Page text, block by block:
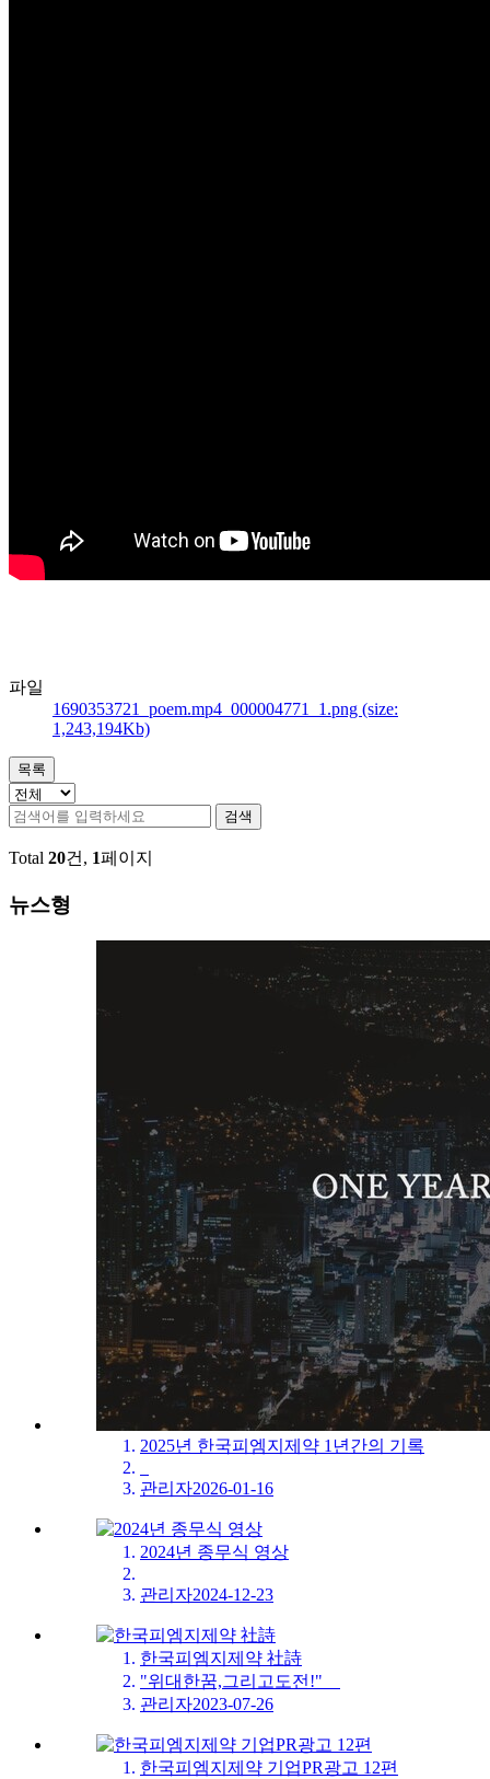
파일
1690353721_poem.mp4_000004771_1.png (size:
1,243,194Kb)
목록
검색
Total 20건, 1페이지
뉴스형
2025년 한국피엠지제약 1년간의 기록
관리자2026-01-16
2024년 종무식 영상
관리자2024-12-23
한국피엠지제약 社詩
"위대한꿈,그리고도전!"
관리자2023-07-26
한국피엠지제약 기업PR광고 12편